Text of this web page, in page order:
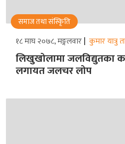
समाज तथा संस्किृति
१८ माघ २०७८, मङ्गलवार कुमार यात्रु
लिखुखोलामा जलविद्युतका
लगायत जलचर लोप